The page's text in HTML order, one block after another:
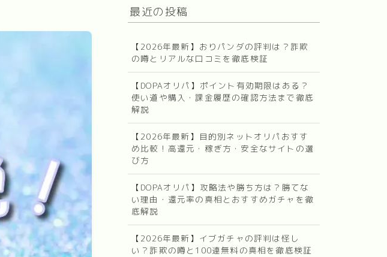
最近の投稿
【2026年最新】おりパンダの評判は？詐欺
の噂とリアルな口コミを徹底検証
【DOPAオリパ】ポイント有効期限はある？
使い道や購入・課金履歴の確認方法まで徹底
解説
【2026年最新】目的別ネットオリパおすす
め比較！高還元・稼ぎ方・安全なサイトの選
び方
【DOPAオリパ】攻略法や勝ち方は？勝てな
い理由・還元率の真相とおすすめガチャを徹
底解説
【2026年最新】イブガチャの評判は怪し
い？詐欺の噂と100連無料の真相を徹底検証